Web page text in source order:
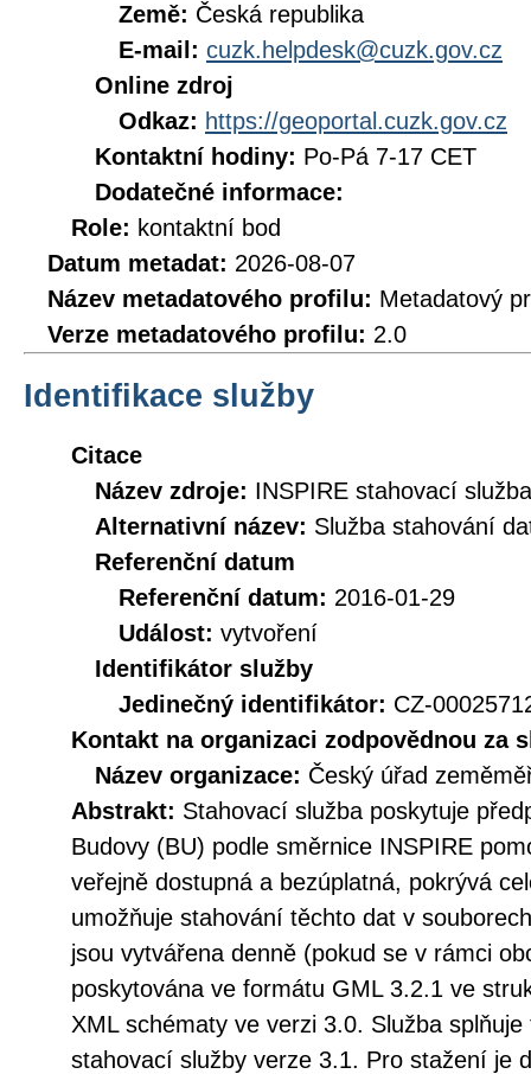
Země: Česká republika
E-mail: cuzk.helpdesk@cuzk.gov.cz
Online zdroj
Odkaz: https://geoportal.cuzk.gov.cz
Kontaktní hodiny: Po-Pá 7-17 CET
Dodatečné informace:
Role: kontaktní bod
Datum metadat: 2026-08-07
Název metadatového profilu: Metadatový
Verze metadatového profilu: 2.0
Identifikace služby
Citace
Název zdroje: INSPIRE stahovací
Alternativní název: Služba stahování
Referenční datum
Referenční datum: 2016-01-29
Událost: vytvoření
Identifikátor služby
Jedinečný identifikátor: CZ-
Kontakt na organizaci zodpovědnou za
Název organizace: Český úřad
Abstrakt: Stahovací služba poskytuje
Budovy (BU) podle směrnice INSPIRE
veřejně dostupná a bezúplatná, pokrývá
umožňuje stahování těchto dat v
jsou vytvářena denně (pokud se v rámci
poskytována ve formátu GML 3.2.1 ve
XML schématy ve verzi 3.0. Služba
stahovací služby verze 3.1. Pro stažení je